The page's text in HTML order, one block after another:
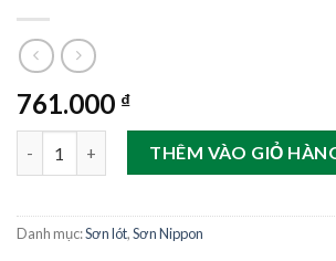
761.000 ₫
Sơn Lót Ngoại Thất WeatherGard Sealer
THÊM VÀO GIỎ
Danh mục:Sơn lót,Sơn Nippon